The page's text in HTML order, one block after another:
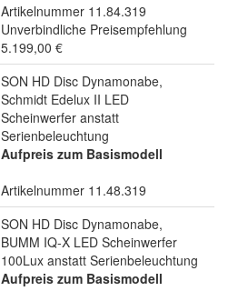
Artikelnummer 11.84.319
Unverbindliche Preisempfehlung
5.199,00 €
SON HD Disc Dynamonabe,
Schmidt Edelux II LED
Scheinwerfer anstatt
Serienbeleuchtung
Aufpreis zum Basismodell
Artikelnummer 11.48.319
SON HD Disc Dynamonabe,
BUMM IQ-X LED Scheinwerfer
100Lux anstatt Serienbeleuchtung
Aufpreis zum Basismodell